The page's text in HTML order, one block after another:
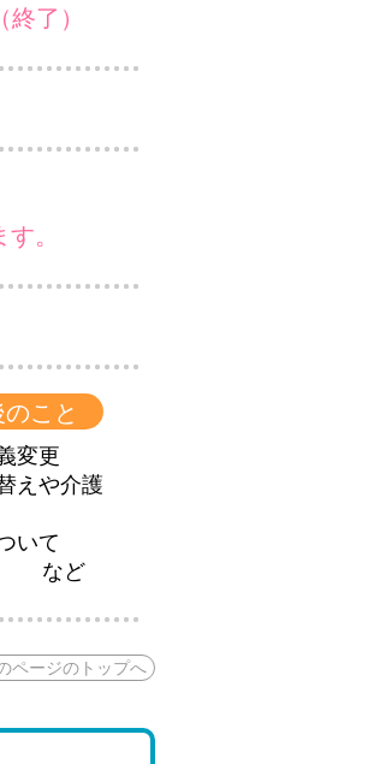
（終了）
。
こと
変更
えや介護
いて
など
ページのトップへ